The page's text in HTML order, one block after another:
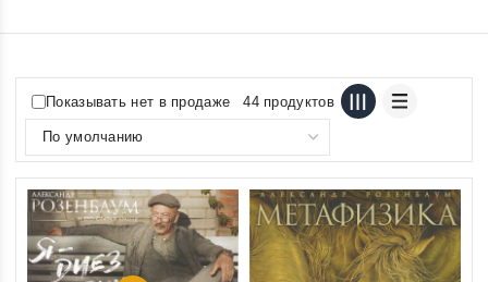
Показывать нет в продаже 44 продуктов